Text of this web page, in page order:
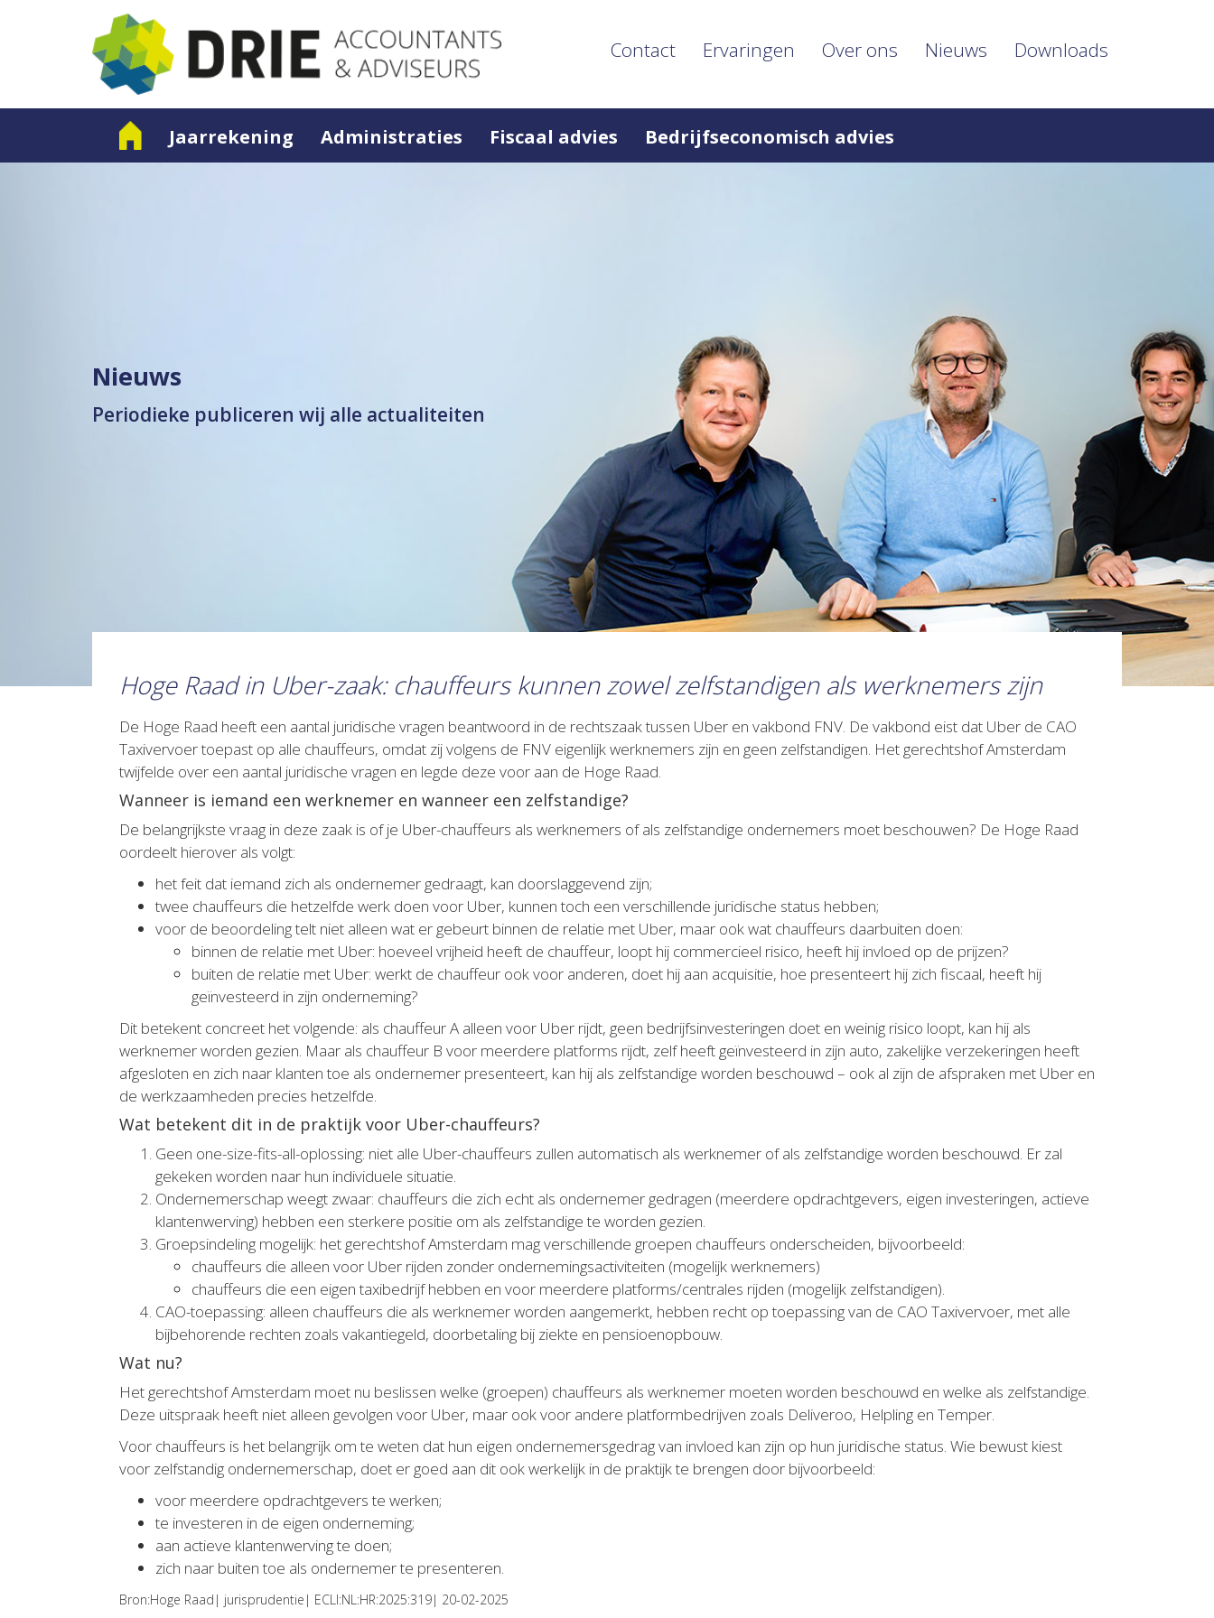
Contact Ervaringen Over ons Nieuws Downloads
Jaarrekening Administraties Fiscaal advies Bedrijfseconomisch advies
Nieuws
Periodieke publiceren wij alle actualiteiten
Hoge Raad in Uber-zaak: chauffeurs kunnen zowel zelfstandigen als werknemers zijn
De Hoge Raad heeft een aantal juridische vragen beantwoord in de rechtszaak tussen Uber en vakbond FNV. De vakbond eist dat Uber de CAO
Taxivervoer toepast op alle chauffeurs, omdat zij volgens de FNV eigenlijk werknemers zijn en geen zelfstandigen. Het gerechtshof Amsterdam
twijfelde over een aantal juridische vragen en legde deze voor aan de Hoge Raad.
Wanneer is iemand een werknemer en wanneer een zelfstandige?
De belangrijkste vraag in deze zaak is of je Uber-chauffeurs als werknemers of als zelfstandige ondernemers moet beschouwen? De Hoge Raad
oordeelt hierover als volgt:
het feit dat iemand zich als ondernemer gedraagt, kan doorslaggevend zijn;
twee chauffeurs die hetzelfde werk doen voor Uber, kunnen toch een verschillende juridische status hebben;
voor de beoordeling telt niet alleen wat er gebeurt binnen de relatie met Uber, maar ook wat chauffeurs daarbuiten doen:
binnen de relatie met Uber: hoeveel vrijheid heeft de chauffeur, loopt hij commercieel risico, heeft hij invloed op de prijzen?
buiten de relatie met Uber: werkt de chauffeur ook voor anderen, doet hij aan acquisitie, hoe presenteert hij zich fiscaal, heeft hij
geïnvesteerd in zijn onderneming?
Dit betekent concreet het volgende: als chauffeur A alleen voor Uber rijdt, geen bedrijfsinvesteringen doet en weinig risico loopt, kan hij als
werknemer worden gezien. Maar als chauffeur B voor meerdere platforms rijdt, zelf heeft geïnvesteerd in zijn auto, zakelijke verzekeringen heeft
afgesloten en zich naar klanten toe als ondernemer presenteert, kan hij als zelfstandige worden beschouwd – ook al zijn de afspraken met Uber en
de werkzaamheden precies hetzelfde.
Wat betekent dit in de praktijk voor Uber-chauffeurs?
Geen one-size-fits-all-oplossing: niet alle Uber-chauffeurs zullen automatisch als werknemer of als zelfstandige worden beschouwd. Er zal
gekeken worden naar hun individuele situatie.
Ondernemerschap weegt zwaar: chauffeurs die zich echt als ondernemer gedragen (meerdere opdrachtgevers, eigen investeringen, actieve
klantenwerving) hebben een sterkere positie om als zelfstandige te worden gezien.
Groepsindeling mogelijk: het gerechtshof Amsterdam mag verschillende groepen chauffeurs onderscheiden, bijvoorbeeld:
chauffeurs die alleen voor Uber rijden zonder ondernemingsactiviteiten (mogelijk werknemers)
chauffeurs die een eigen taxibedrijf hebben en voor meerdere platforms/centrales rijden (mogelijk zelfstandigen).
CAO-toepassing: alleen chauffeurs die als werknemer worden aangemerkt, hebben recht op toepassing van de CAO Taxivervoer, met alle
bijbehorende rechten zoals vakantiegeld, doorbetaling bij ziekte en pensioenopbouw.
Wat nu?
Het gerechtshof Amsterdam moet nu beslissen welke (groepen) chauffeurs als werknemer moeten worden beschouwd en welke als zelfstandige.
Deze uitspraak heeft niet alleen gevolgen voor Uber, maar ook voor andere platformbedrijven zoals Deliveroo, Helpling en Temper.
Voor chauffeurs is het belangrijk om te weten dat hun eigen ondernemersgedrag van invloed kan zijn op hun juridische status. Wie bewust kiest
voor zelfstandig ondernemerschap, doet er goed aan dit ook werkelijk in de praktijk te brengen door bijvoorbeeld:
voor meerdere opdrachtgevers te werken;
te investeren in de eigen onderneming;
aan actieve klantenwerving te doen;
zich naar buiten toe als ondernemer te presenteren.
Bron:Hoge Raad| jurisprudentie| ECLI:NL:HR:2025:319| 20-02-2025